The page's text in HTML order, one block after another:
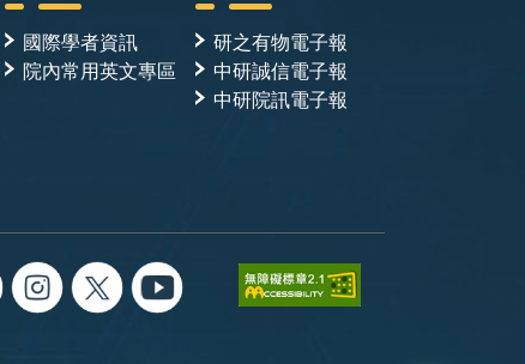
國際學者資訊
院內常用英文專區
研之有物電子報
中研誠信電子報
中研院訊電子報